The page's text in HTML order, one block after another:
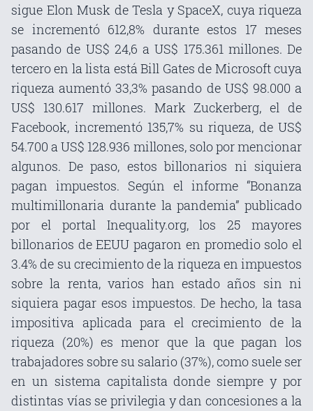
sigue Elon Musk de Tesla y SpaceX, cuya riqueza
se incrementó 612,8% durante estos 17 meses
pasando de US$ 24,6 a US$ 175.361 millones. De
tercero en la lista está Bill Gates de Microsoft cuya
riqueza aumentó 33,3% pasando de US$ 98.000 a
US$ 130.617 millones. Mark Zuckerberg, el de
Facebook, incrementó 135,7% su riqueza, de US$
54.700 a US$ 128.936 millones, solo por mencionar
algunos. De paso, estos billonarios ni siquiera
pagan impuestos. Según el informe “Bonanza
multimillonaria durante la pandemia” publicado
por el portal Inequality.org, los 25 mayores
billonarios de EEUU pagaron en promedio solo el
3.4% de su crecimiento de la riqueza en impuestos
sobre la renta, varios han estado años sin ni
siquiera pagar esos impuestos. De hecho, la tasa
impositiva aplicada para el crecimiento de la
riqueza (20%) es menor que la que pagan los
trabajadores sobre su salario (37%), como suele ser
en un sistema capitalista donde siempre y por
distintas vías se privilegia y dan concesiones a la